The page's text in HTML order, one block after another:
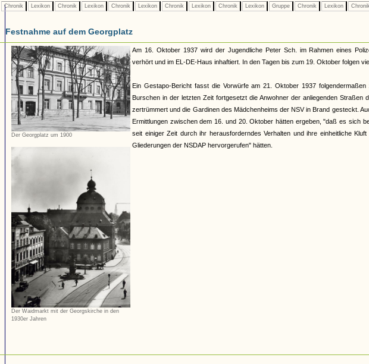
Chronik Lexikon Chronik Lexikon Chronik Lexikon Chronik Lexikon Chronik Lexikon Gruppe Chronik Lexikon
Festnahme auf dem Georgplatz
Der Georgplatz um 1900
Der Waidmarkt mit der Georgskirche in den
1930er Jahren
Am 16. Oktober 1937 wird der Jugendliche Peter Sch. im Rahmen eines
verhört und im EL-DE-Haus inhaftiert. In den Tagen bis zum 19. Oktober folgen
Ein Gestapo-Bericht fasst die Vorwürfe am 21. Oktober 1937
Burschen in der letzten Zeit fortgesetzt die Anwohner der anliegenden Straßen
zertrümmert und die Gardinen des Mädchenheims der NSV in Brand gesteckt.
Ermittlungen zwischen dem 16. und 20. Oktober hätten ergeben, "daß es sich
seit einiger Zeit durch ihr herausforderndes Verhalten und ihre einheitliche
Gliederungen der NSDAP hervorgerufen" hätten.